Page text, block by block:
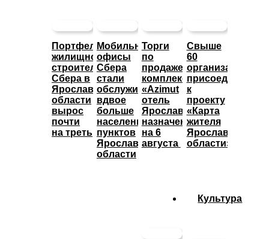
Портфель
жилищного
строительства
Сбера в
Ярославской
области
вырос
почти
на треть
Мобильные
офисы
Сбера
стали
обслуживать
вдвое
больше
населенных
пунктов
Ярославской
области
Торги
по
продаже
комплекса
«Azimut
отель
Ярославль»
назначены
на 6
августа
Свыше
60
организаций
присоединились
к
проекту
«Карта
жителя
Ярославской
области»
Культура